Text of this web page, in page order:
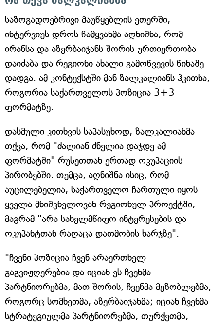
საზოგადოებრივი მაუწყებლის ეთერში,
ინტერვიუს დროს წამყვანმა აღნიშნა, რომ
ირანსა და აზერბაიჯანს შორის ურთიერთობა
დაიძაბა და რეგიონი ახალი გამოწვევის წინაშე
დადგა. ამ კონტექსტში მან ზალკალიანს ჰკითხა,
როგორია საქართველოს პოზიცია 3+3
ფორმატზე.
დასმული კითხვის საპასუხოდ, ზალკალიანმა
თქვა, რომ "ძალიან ძნელია დაჯდე ამ
ფორმატში" რუსეთთან ერთად ოკუპაციის
პირობებში. თუმცა, აღნიშნა ისიც, რომ
აუცილებელია, საქართველო ჩართული იყოს
ყველა მნიშვნელოვან რეგიონულ პროექტში,
მაგრამ "არა სახელმწიფო ინტერესების და
ოკუპანტთან რაღაცა დათმობის ხარჯზე".
"ჩვენი პოზიცია ჩვენ არაერთხელ
გაგვიჟღერებია და იციან ეს ჩვენმა
პარტნიორებმა, მათ შორის, ჩვენმა მეზობლებმა,
როგორც სომხეთმა, აზერბაიჯანმა; იციან ჩვენმა
სტრატეგიულმა პარტნიორებმა, თურქეთმა,